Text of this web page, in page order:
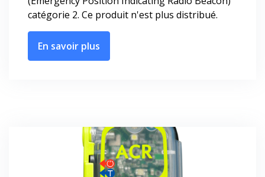
catégorie 2. Ce produit n'est plus distribué.
En savoir plus